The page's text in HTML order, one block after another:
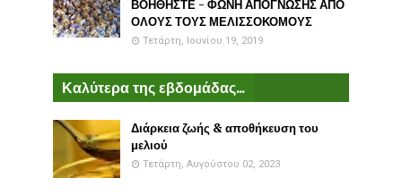
ΒΟΗΘΗΣΤΕ - ΦΩΝΗ ΑΠΟΓΝΩΣΗΣ ΑΠΟ
ΟΛΟΥΣ ΤΟΥΣ ΜΕΛΙΣΣΟΚΟΜΟΥΣ
Τετάρτη, Ιουνίου 19, 2019
Καλύτερα της εβδομάδας...
Διάρκεια ζωής & αποθήκευση του
μελιού
Τετάρτη, Αυγούστου 02, 2023